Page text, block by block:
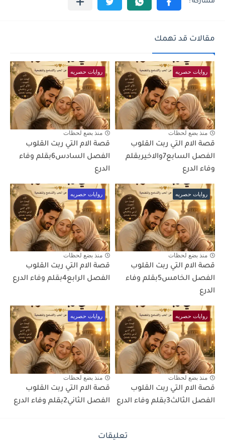
مقالات قد تهمك
روايات حصريه
منذ بضع لحظات
قصة الام التي ربت القلوب
الفصل السابع7والاخيربقلم
وفاء الدرع
روايات حصريه
منذ بضع لحظات
قصة الام التي ربت القلوب
الفصل السادس6بقلم وفاء
الدرع
روايات حصريه
منذ بضع لحظات
قصة الام التي ربت القلوب
الفصل الخامس5بقلم وفاء
الدرع
روايات حصريه
منذ بضع لحظات
قصة الام التي ربت القلوب
الفصل الرابع4بقلم وفاء الدرع
روايات حصريه
منذ بضع لحظات
قصة الام التي ربت القلوب
الفصل الثالث3بقلم وفاء الدرع
روايات حصريه
منذ بضع لحظات
قصة الام التي ربت القلوب
الفصل الثاني2بقلم وفاء الدرع
تعليقات